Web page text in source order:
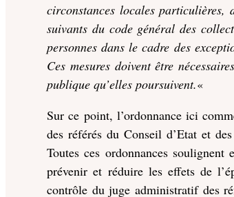
circonstances locales
suivants du code général des
personnes dans le cadre des
Ces mesures doivent être
publique qu’elles poursuivent.«
Sur ce point, l’ordonnance ici
des référés du Conseil d’Etat et
Toutes ces ordonnances
prévenir et réduire les effets de
contrôle du juge administratif des